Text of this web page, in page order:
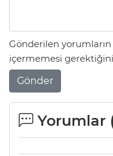
Gönderilen
içermemesi gerektiğini
Gönder
Yorumlar